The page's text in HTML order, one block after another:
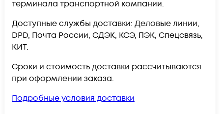
терминала транспортной компании.
Доступные службы доставки: Деловые линии,
DPD, Почта России, СДЭК, КСЭ, ПЭК, Спецсвязь,
КИТ.
Сроки и стоимость доставки рассчитываются
при оформлении заказа.
Подробные условия доставки